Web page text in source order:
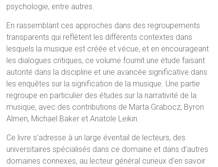
psychologie, entre autres.
En rassemblant ces approches dans des regroupements
transparents qui reflètent les différents contextes dans
lesquels la musique est créée et vécue, et en encourageant
les dialogues critiques, ce volume fournit une étude faisant
autorité dans la discipline et une avancée significative dans
les enquêtes sur la signification de la musique. Une partie
regroupe en particulier des études sur la narrativité de la
musique, avec des contributions de Marta Grabocz, Byron
Almen, Michael Baker et Anatole Leikin.
Ce livre s’adresse à un large éventail de lecteurs, des
universitaires spécialisés dans ce domaine et dans d’autres
domaines connexes, au lecteur général curieux d’en savoir